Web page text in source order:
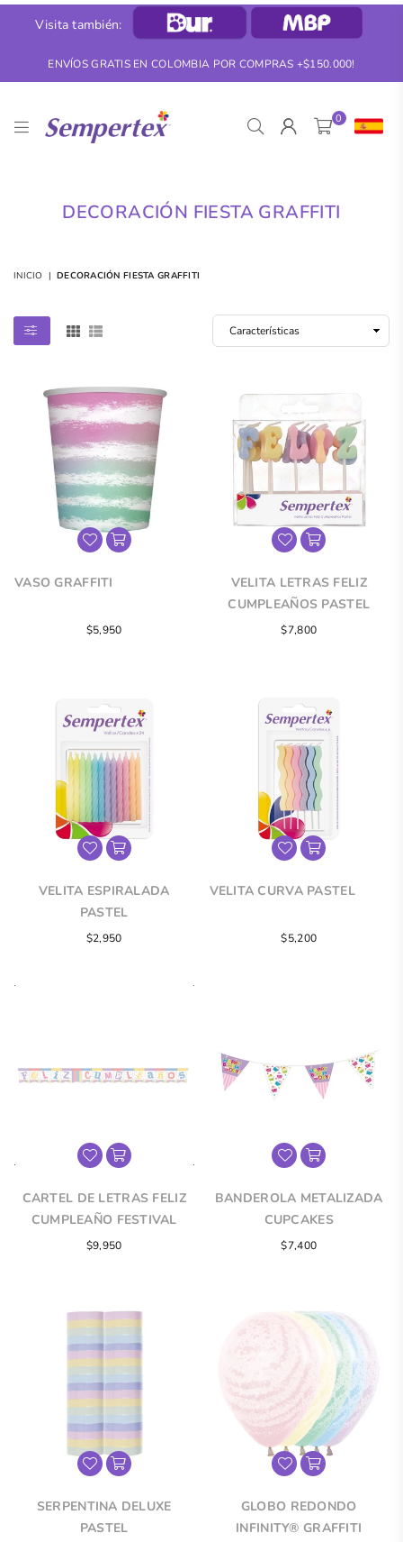
Visita también:
ENVÍOS GRATIS EN COLOMBIA POR COMPRAS +$150.000!
SEMPERTEX
0
DECORACIÓN FIESTA GRAFFITI
INICIO | DECORACIÓN FIESTA GRAFFITI
VASO GRAFFITI
Precio
$5,950
VELITA LETRAS FELIZ
CUMPLEAÑOS PASTEL
Precio
$7,800
VELITA ESPIRALADA
PASTEL
Precio
$2,950
VELITA CURVA PASTEL
Precio
$5,200
CARTEL DE LETRAS FELIZ
CUMPLEAÑO FESTIVAL
PASTEL
Precio
$9,950
BANDEROLA METALIZADA
CUPCAKES
Precio
$7,400
SERPENTINA DELUXE
PASTEL
GLOBO REDONDO
INFINITY® GRAFFITI